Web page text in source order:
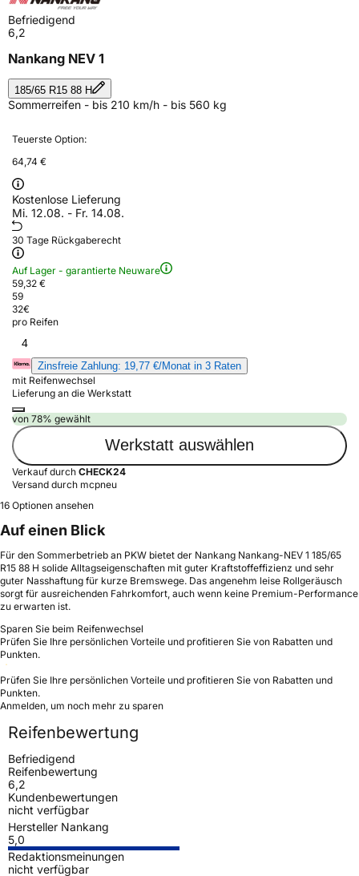
Befriedigend
6,2
Nankang NEV 1
185/65 R15 88 H
Sommerreifen - bis 210 km/h - bis 560 kg
Teuerste Option:
64,74 €
Kostenlose Lieferung
Mi. 12.08. - Fr. 14.08.
30 Tage Rückgaberecht
Auf Lager - garantierte Neuware
59,32 €
59
32€
pro Reifen
4
Zinsfreie Zahlung: 19,77 €/Monat in 3 Raten
mit Reifenwechsel
Lieferung an die Werkstatt
von 78% gewählt
Werkstatt auswählen
Verkauf durch CHECK24
Versand durch mcpneu
16 Optionen ansehen
Auf einen Blick
Für den Sommerbetrieb an PKW bietet der Nankang Nankang-NEV 1 185/65
R15 88 H solide Alltagseigenschaften mit guter Kraftstoffeffizienz und sehr
guter Nasshaftung für kurze Bremswege. Das angenehm leise Rollgeräusch
sorgt für ausreichenden Fahrkomfort, auch wenn keine Premium-Performance
zu erwarten ist.
Sparen Sie beim Reifenwechsel
Prüfen Sie Ihre persönlichen Vorteile und profitieren Sie von Rabatten und
Punkten.
Prüfen Sie Ihre persönlichen Vorteile und profitieren Sie von Rabatten und
Punkten.
Anmelden, um noch mehr zu sparen
Reifenbewertung
Befriedigend
Reifenbewertung
6,2
Kundenbewertungen
nicht verfügbar
Hersteller Nankang
5,0
Redaktionsmeinungen
nicht verfügbar